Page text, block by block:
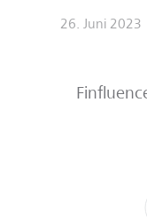
26. Juni 2023